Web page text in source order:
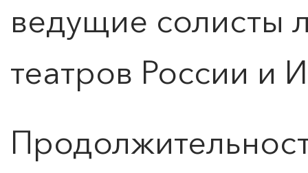
ПОИСК ПО МЕРОПРИЯТИЯМ
ведущие солисты
театров России и